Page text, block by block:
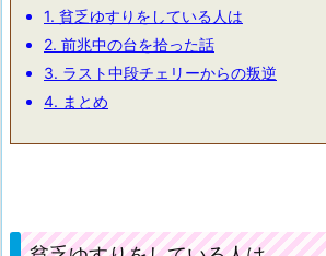
1. 貧乏ゆすりをしている人は
2. 前兆中の台を拾った話
3. ラスト中段チェリーからの叛逆
4. まとめ